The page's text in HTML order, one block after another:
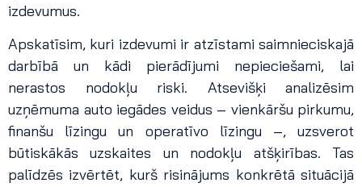
izdevumus.
Apskatīsim, kuri izdevumi ir atzīstami saimnieciskajā
darbībā un kādi pierādījumi nepieciešami, lai
nerastos nodokļu riski. Atsevišķi analizēsim
uzņēmuma auto iegādes veidus – vienkāršu pirkumu,
finanšu līzingu un operatīvo līzingu –, uzsverot
būtiskākās uzskaites un nodokļu atšķirības. Tas
palīdzēs izvērtēt, kurš risinājums konkrētā situācijā